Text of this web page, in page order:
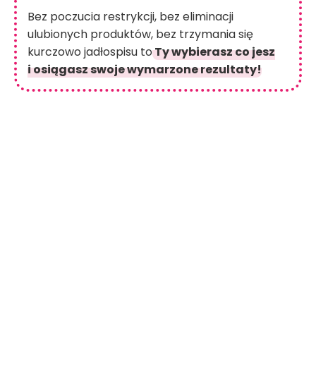
Bez poczucia restrykcji, bez eliminacji
ulubionych produktów, bez trzymania się
kurczowo jadłospisu toTy wybierasz co jesz
i osiągasz swoje wymarzone rezultaty!